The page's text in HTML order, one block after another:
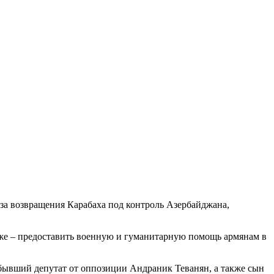
возвращения Карабаха под контроль Азербайджана,
– предоставить военную и гуманитарную помощь армянам в
депутат от оппозиции Андраник Теванян, а также сын